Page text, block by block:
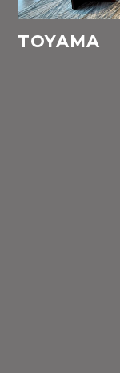
TOYAMA